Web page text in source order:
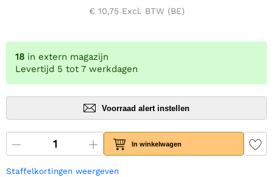
€ 10,75Excl. BTW (BE)
18 in extern magazijn
Levertijd 5 tot 7 werkdagen
Voorraad alert instellen
In winkelwagen
Staffelkortingen weergeven